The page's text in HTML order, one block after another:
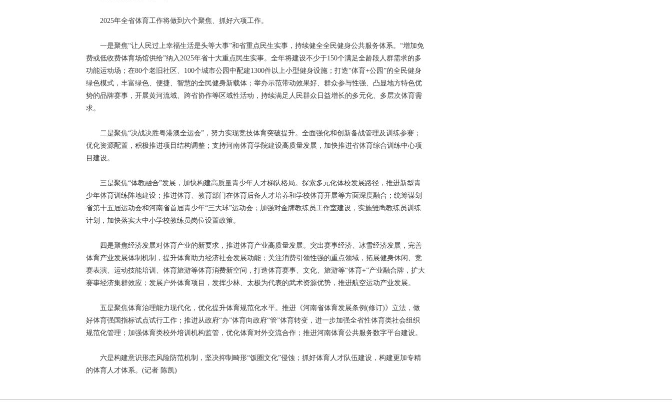
2025年全省体育工作将做到六个聚焦、抓好六项工作。
一是聚焦“让人民过上幸福生活是头等大事”和省重点民生实事，持续健全全民健身公共服务体系。“增加免
费或低收费体育场馆供给”纳入2025年省十大重点民生实事。全年将建设不少于150个满足全龄段人群需求的多
功能运动场；在80个老旧社区、100个城市公园中配建1300件以上小型健身设施；打造“体育+公园”的全民健身
绿色模式，丰富绿色、便捷、智慧的全民健身新载体；举办示范带动效果好、群众参与性强、凸显地方特色优
势的品牌赛事，开展黄河流域、跨省协作等区域性活动，持续满足人民群众日益增长的多元化、多层次体育需
求。
二是聚焦“决战决胜粤港澳全运会”，努力实现竞技体育突破提升。全面强化和创新备战管理及训练参赛；
优化资源配置，积极推进项目结构调整；支持河南体育学院建设高质量发展，加快推进省体育综合训练中心项
目建设。
三是聚焦“体教融合”发展，加快构建高质量青少年人才梯队格局。探索多元化体校发展路径，推进新型青
少年体育训练阵地建设；推进体育、教育部门在体育后备人才培养和学校体育开展等方面深度融合；统筹谋划
省第十五届运动会和河南省首届青少年“三大球”运动会；加强对金牌教练员工作室建设，实施雏鹰教练员训练
计划，加快落实大中小学校教练员岗位设置政策。
四是聚焦经济发展对体育产业的新要求，推进体育产业高质量发展。突出赛事经济、冰雪经济发展，完善
体育产业发展体制机制，提升体育助力经济社会发展动能；关注消费引领性强的重点领域，拓展健身休闲、竞
赛表演、运动技能培训、体育旅游等体育消费新空间，打造体育赛事、文化、旅游等“体育+”产业融合牌，扩大
赛事经济集群效应；发展户外体育项目，发挥少林、太极为代表的武术资源优势，推进航空运动产业发展。
五是聚焦体育治理能力现代化，优化提升体育规范化水平。推进《河南省体育发展条例(修订)》立法，做
好体育强国指标试点试行工作；推进从政府“办”体育向政府“管”体育转变，进一步加强全省性体育类社会组织
规范化管理；加强体育类校外培训机构监管，优化体育对外交流合作；推进河南体育公共服务数字平台建设。
六是构建意识形态风险防范机制，坚决抑制畸形“饭圈文化”侵蚀；抓好体育人才队伍建设，构建更加专精
的体育人才体系。(记者 陈凯)